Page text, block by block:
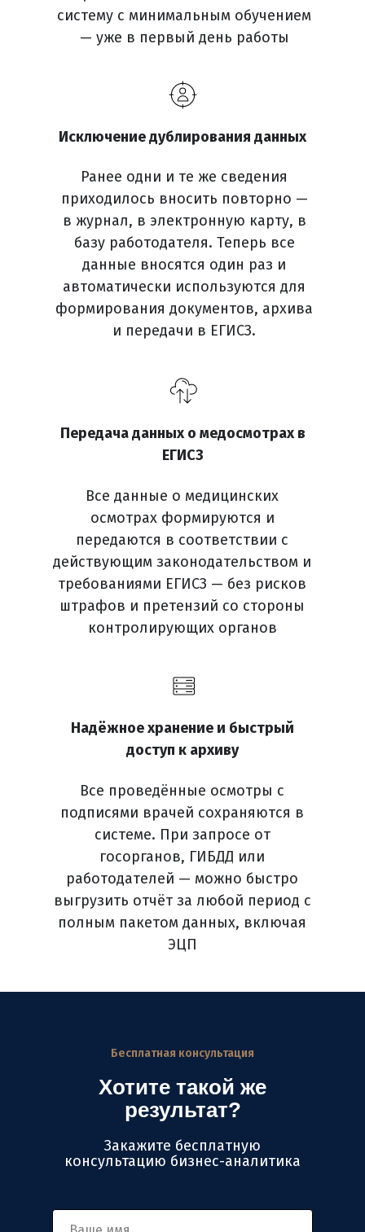
систему с минимальным обучением
— уже в первый день работы
Ранее одни и те же сведения
приходилось вносить повторно —
в журнал, в электронную карту, в
базу работодателя. Теперь все
данные вносятся один раз и
автоматически используются для
формирования документов, архива
и передачи в ЕГИСЗ.
Исключение дублирования данных
Надёжное хранение и быстрый
доступ к архиву
Все проведённые осмотры с
подписями врачей сохраняются в
системе. При запросе от
госорганов, ГИБДД или
работодателей — можно быстро
выгрузить отчёт за любой период с
полным пакетом данных, включая
ЭЦП
Все данные о медицинских
осмотрах формируются и
передаются в соответствии с
действующим законодательством и
требованиями ЕГИСЗ — без рисков
штрафов и претензий со стороны
контролирующих органов
Передача данных о медосмотрах в
ЕГИСЗ
Хотите такой же
результат?
Закажите бесплатную
консультацию бизнес-аналитика
Бесплатная консультация